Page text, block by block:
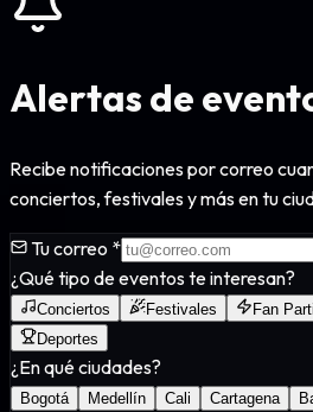
Alertas de
Recibe notificaciones por correo
conciertos, festivales y más en tu
Tu correo *
¿Qué tipo de eventos te interesan?
Conciertos Festivales Fan
Deportes
¿En qué ciudades?
Bogotá Medellín Cali Cartagena